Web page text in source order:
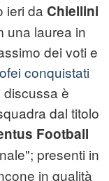
ieri da Chiellini
una laurea in
dei voti e
conquistati
discussa è
dal titolo
Football
presenti in
in qualità